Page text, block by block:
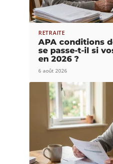
RETRAITE
APA conditions
se passe-t-il si
en 2026 ?
6 août 2026